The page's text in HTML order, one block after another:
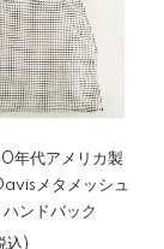
代アメリカ製
メタメッシュ
ンドバック
込)